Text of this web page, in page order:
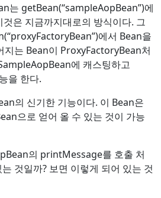
는 getBean(“sampleAopBean”)에
은 지금까지대로의 방식이다. 그
에서 Bean을
지는 Bean이 ProxyFactoryBean처
에 캐스팅하고
을 한다.
의 신기한 기능이다. 이 Bean은
으로 얻어 올 수 있는 것이 가능
의 printMessage를 호출 처
것일까? 보면 이렇게 되어 있는 것